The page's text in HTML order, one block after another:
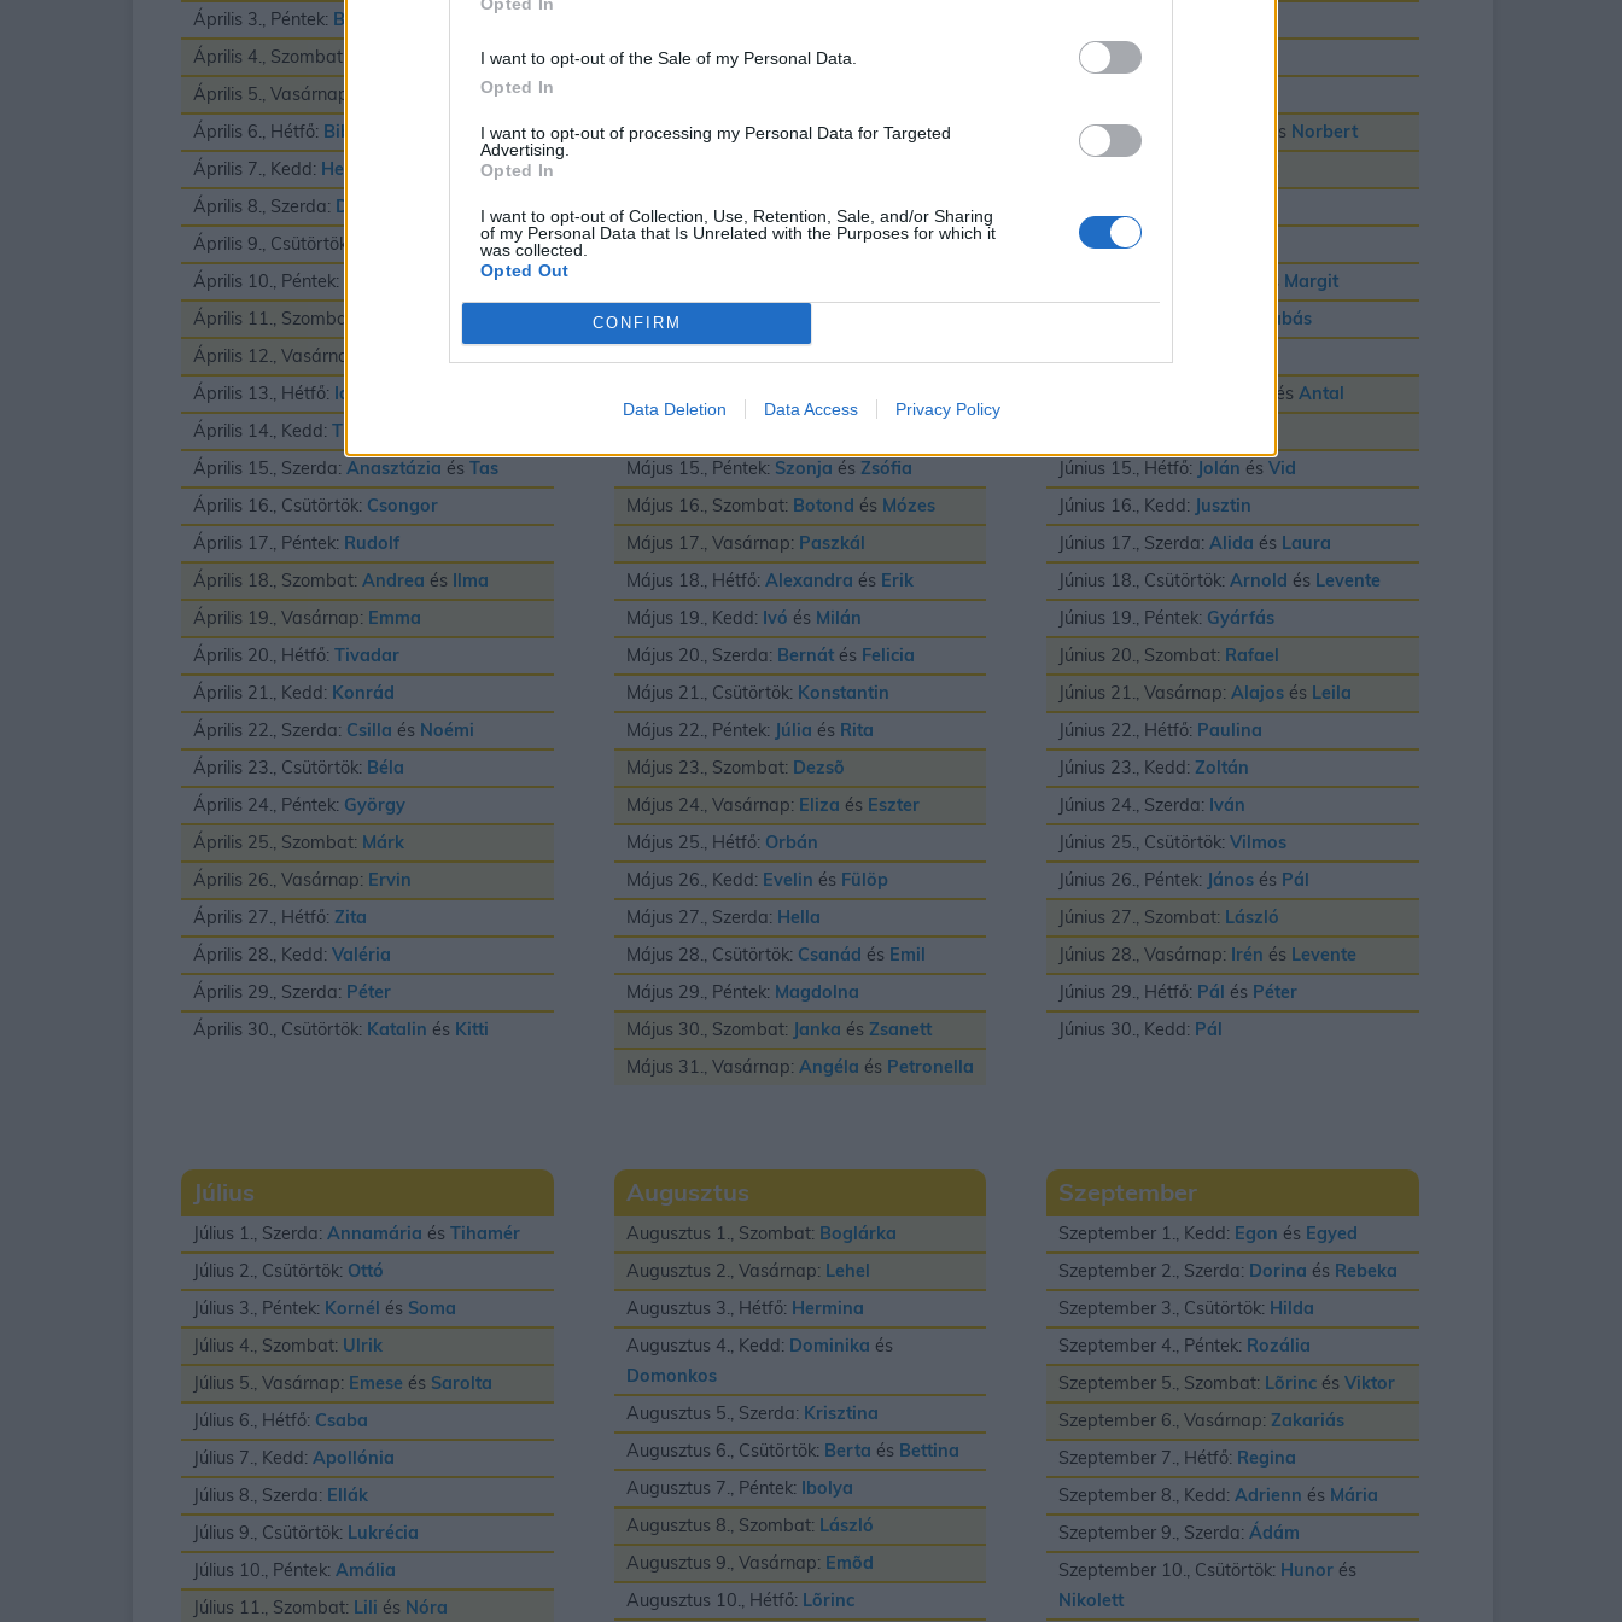
I want to opt-out of the Sale of my Personal Data.
Opted In
I want to opt-out of processing my Personal Data for Targeted
Advertising.
Opted In
I want to opt-out of Collection, Use, Retention, Sale, and/or Sharing
of my Personal Data that Is Unrelated with the Purposes for which it
was collected.
Opted Out
CONFIRM
Data Deletion Data Access Privacy Policy
Április 3., Péntek: Buda
Április 4., Szombat:
Április 5., Vasárnap:
Április 6., Hétfő: Biborka
Április 7., Kedd: Herman
Április 8., Szerda: Dénes
Április 9., Csütörtök:
Április 10., Péntek:
Április 11., Szombat:
Április 12., Vasárnap:
Április 13., Hétfő: Ida
Április 14., Kedd: Tibor
Április 15., Szerda: Anasztázia és Tas
Április 16., Csütörtök: Csongor
Április 17., Péntek: Rudolf
Április 18., Szombat: Andrea és Ilma
Április 19., Vasárnap: Emma
Április 20., Hétfő: Tivadar
Április 21., Kedd: Konrád
Április 22., Szerda: Csilla és Noémi
Április 23., Csütörtök: Béla
Április 24., Péntek: György
Április 25., Szombat: Márk
Április 26., Vasárnap: Ervin
Április 27., Hétfő: Zita
Április 28., Kedd: Valéria
Április 29., Szerda: Péter
Április 30., Csütörtök: Katalin és Kitti
Május 4., Hétfő:Flórián ésMónika
Május 6., Szerda:FridaésIvett
Május 8., Péntek:Mihály
Május 9., Szombat:Gergely
Május 11., Hétfő:
Május 15., Péntek: Szonja és Zsófia
Május 16., Szombat: Botond és Mózes
Május 17., Vasárnap: Paszkál
Május 18., Hétfő: Alexandra és Erik
Május 19., Kedd: Ivó és Milán
Május 20., Szerda: Bernátés Felicia
Május 21., Csütörtök: Konstantin
Május 22., Péntek: Júlia és Rita
Május 23., Szombat: Dezsõ
Május 24., Vasárnap: Eliza és Eszter
Május 25., Hétfő: Orbán
Május 26., Kedd: Evelin és Fülöp
Május 27., Szerda: Hella
Május 28., Csütörtök: Csanád és Emil
Május 29., Péntek: Magdolna
Május 30., Szombat: Janka és Zsanett
Május 31., Vasárnap: Angéla és Petronella
Június 4., Csütörtök:
Június 6., Szombat:
és Norbert
Június 9., Kedd:
Margit
Barnabás
ésAntal
Június 15., Hétfő: Jolán ésVid
Június 16., Kedd: Jusztin
Június 17., Szerda:Alida és Laura
Június 18., Csütörtök:Arnold és Levente
Június 19., Péntek: Gyárfás
Június 20., Szombat: Rafael
Június 21., Vasárnap:Alajos és Leila
Június 22., Hétfő: Paulina
Június 23., Kedd: Zoltán
Június 24., Szerda: Iván
Június 25., Csütörtök:Vilmos
Június 26., Péntek: János és Pál
Június 27., Szombat: László
Június 28., Vasárnap: Irén és Levente
Június 29., Hétfő: Pál és Péter
Június 30., Kedd: Pál
Július
Július 1., Szerda: Annamária és Tihamér
Július 2., Csütörtök: Ottó
Július 3., Péntek: Kornél és Soma
Július 4., Szombat: Ulrik
Július 5., Vasárnap: Emese és Sarolta
Július 6., Hétfő: Csaba
Július 7., Kedd: Apollónia
Július 8., Szerda: Ellák
Július 9., Csütörtök: Lukrécia
Július 10., Péntek: Amália
Július 11., Szombat: Lili és Nóra
Augusztus
Augusztus 1., Szombat: Boglárka
Augusztus 2., Vasárnap: Lehel
Augusztus 3., Hétfő: Hermina
Augusztus 4., Kedd: Dominika és
Domonkos
Augusztus 5., Szerda: Krisztina
Augusztus 6., Csütörtök: Berta és Bettina
Augusztus 7., Péntek: Ibolya
Augusztus 8., Szombat: László
Augusztus 9., Vasárnap: Emõd
Augusztus 10., Hétfő: Lõrinc
Szeptember
Szeptember 1., Kedd: Egon és Egyed
Szeptember 2., Szerda: Dorina és Rebeka
Szeptember 3., Csütörtök: Hilda
Szeptember 4., Péntek: Rozália
Szeptember 5., Szombat: Lõrinc ésViktor
Szeptember 6., Vasárnap: Zakariás
Szeptember 7., Hétfő: Regina
Szeptember 8., Kedd:Adrienn és Mária
Szeptember 9., Szerda:Ádám
Szeptember 10., Csütörtök: Hunor és
Nikolett